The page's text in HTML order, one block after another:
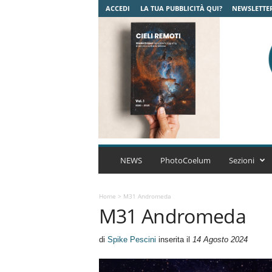
ACCEDI LA TUA PUBBLICITÀ QUI?
C
A
r
NEWS PhotoCoelum Sezioni
Home > M31 Andromeda
M31 Andromeda
di Spike Pescini inserita il 14 Agosto 2024